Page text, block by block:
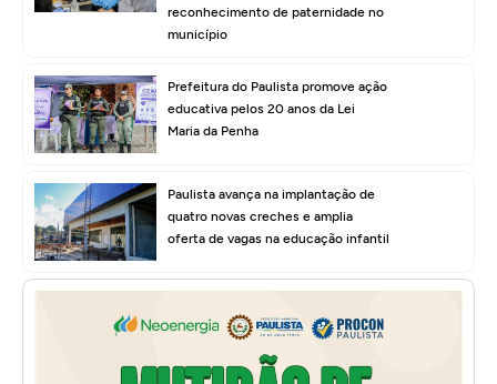
reconhecimento de paternidade no
município
Prefeitura do Paulista promove ação
educativa pelos 20 anos da Lei
Maria da Penha
Paulista avança na implantação de
quatro novas creches e amplia
oferta de vagas na educação infantil